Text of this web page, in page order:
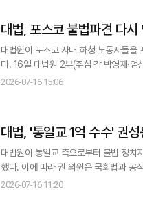
대법, 포스코 불법파견 다
대법원이 포스코 사내 하청 노동자들을
다. 16일 대법원 2부(주심 각 박영재·엄상필 대법관)는 협력업체 노동자 378명이 포스코를 상대로 낸 근로자 지위 확인 소
송에서 369명에 대해 원고 승소로 판결한 원심을 확정했다. 다만 냉연제품 포장
2026-07-16 15:06
대법, '통일교 1억 수수' 권
대법원이 통일교 측으로부터 불법 정치
했다. 이에 따라 권 의원은 국회법과 공직선거법에 따라 즉
정치자금법 위반 혐의로 기소된 권 의원
2026-07-16 11:20